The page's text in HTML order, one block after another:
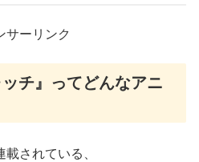
サーリンク
チ』ってどんなアニ
載されている、